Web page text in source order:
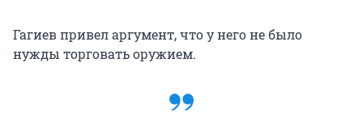
Гагиев привел аргумент, что у него не было
нужды торговать оружием.